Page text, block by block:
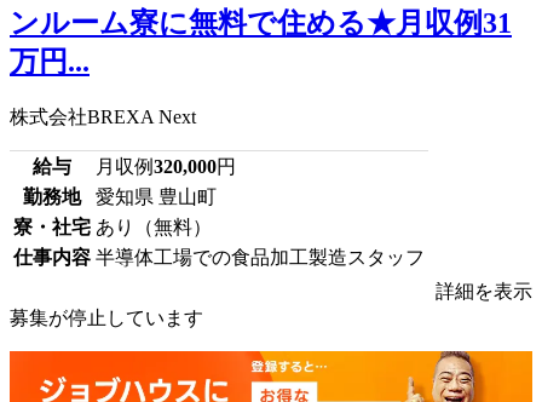
ンルーム寮に無料で住める★月収例31
万円...
株式会社BREXA Next
給与 月収例320,000円
勤務地
愛知県 豊山町
寮・社宅 あり（無料）
仕事内容 半導体工場での食品加工製造スタッフ
詳細を表示
募集が停止しています